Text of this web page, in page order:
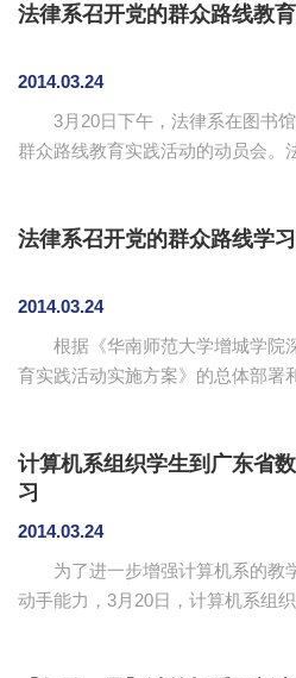
法律系召开党的群众路线教
2014.03.24
3月20日下午，法律系在图书馆
群众路线教育实践活动的动员会。
持。 会上，陈秀图就党的群众路线教育实践活动进行了
广大教职工党员要结合实际情况，
开展党的群众路线教育实践活动
线是精神动...
法律系召开党的群众路线学
2014.03.24
根据《华南师范大学增城学院
育实践活动实施方案》的总体部署
洁梅以及各党支部书记出席本次学
主持。 陈秀图根据党的群众路线教育实践活动广东读本
《新起点新发展》总论部分的内容
践行群众路线，直接关系到当的
实现中国梦的...
计算机系组织学生到广东省
习
2014.03.24
为了进一步增强计算机系的教
动手能力，3月20日，计算机系组